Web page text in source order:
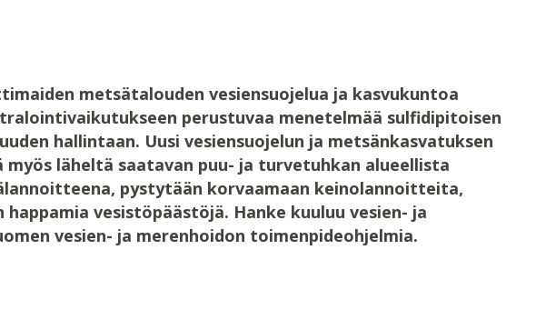
metsätalouden vesiensuojelua ja kasvukuntoa
perustuvaa menetelmää sulfidipitoisen
hallintaan. Uusi vesiensuojelun ja metsänkasvatuksen
läheltä saatavan puu- ja turvetuhkan alueellista
pystytään korvaamaan keinolannoitteita,
vesistöpäästöjä. Hanke kuuluu vesien- ja
vesien- ja merenhoidon toimenpideohjelmia.